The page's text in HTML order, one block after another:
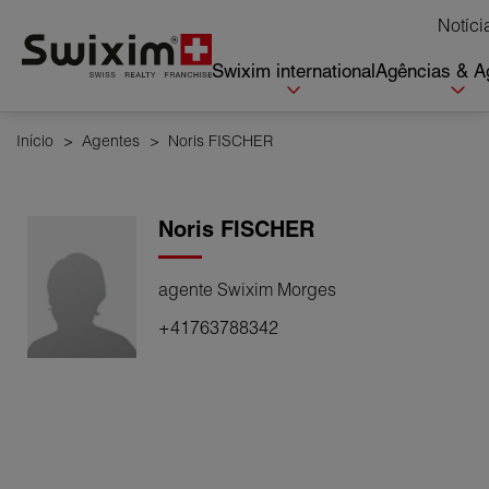
Swixim internationalAgências &
Início > Agentes > Noris FISCHER
Noris FISCHER
agente Swixim Morges
+41763788342